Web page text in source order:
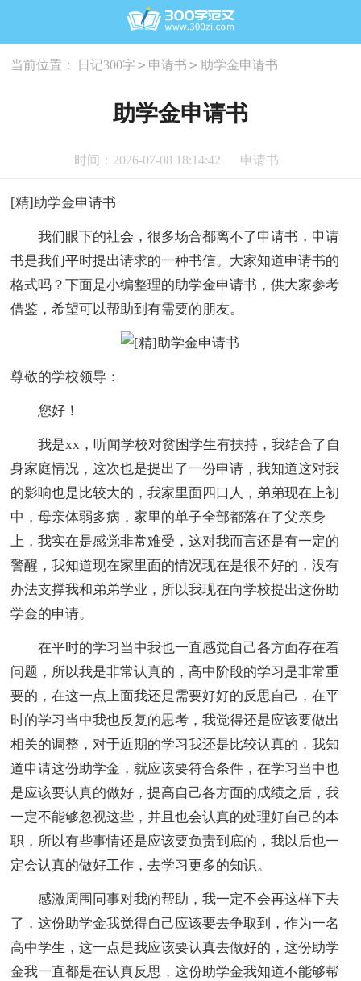
当前位置： 日记300字 > 申请书 > 助学金申请书
助学金申请书
时间：2026-07-08 18:14:42 申请书
[精]助学金申请书
我们眼下的社会，很多场合都离不了申请书，申请
书是我们平时提出请求的一种书信。大家知道申请书的
格式吗？下面是小编整理的助学金申请书，供大家参考
借鉴，希望可以帮助到有需要的朋友。
尊敬的学校领导：
您好！
我是xx，听闻学校对贫困学生有扶持，我结合了自
身家庭情况，这次也是提出了一份申请，我知道这对我
的影响也是比较大的，我家里面四口人，弟弟现在上初
中，母亲体弱多病，家里的单子全部都落在了父亲身
上，我实在是感觉非常难受，这对我而言还是有一定的
警醒，我知道现在家里面的情况现在是很不好的，没有
办法支撑我和弟弟学业，所以我现在向学校提出这份助
学金的申请。
在平时的学习当中我也一直感觉自己各方面存在着
问题，所以我是非常认真的，高中阶段的学习是非常重
要的，在这一点上面我还是需要好好的反思自己，在平
时的学习当中我也反复的思考，我觉得还是应该要做出
相关的调整，对于近期的学习我还是比较认真的，我知
道申请这份助学金，就应该要符合条件，在学习当中也
是应该要认真的做好，提高自己各方面的成绩之后，我
一定不能够忽视这些，并且也会认真的处理好自己的本
职，所以有些事情还是应该要负责到底的，我以后也一
定会认真的做好工作，去学习更多的知识。
感激周围同事对我的帮助，我一定不会再这样下去
了，这份助学金我觉得自己应该要去争取到，作为一名
高中学生，这一点是我应该要认真去做好的，这份助学
金我一直都是在认真反思，这份助学金我知道不能够帮